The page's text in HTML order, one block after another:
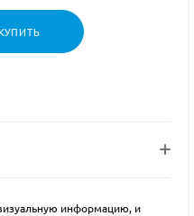
КУПИТЬ
информацию, и